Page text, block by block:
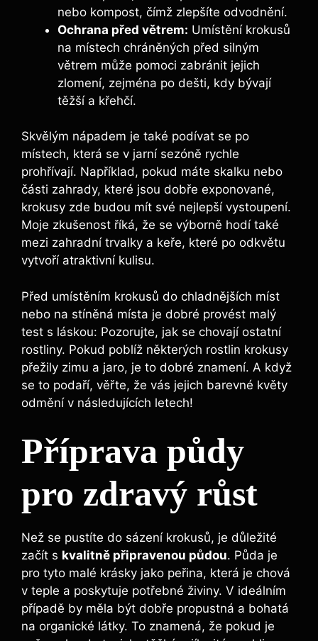
nebo kompost, čímž zlepšíte odvodnění.
Ochrana před větrem: Umístění krokusů
na místech chráněných před silným
větrem může pomoci zabránit jejich
zlomení, zejména po dešti, kdy bývají
těžší a křehčí.
Skvělým nápadem je také podívat se po
místech, která se v jarní sezóně rychle
prohřívají. Například, pokud máte skalku nebo
části zahrady, které jsou dobře exponované,
krokusy zde budou mít své nejlepší vystoupení.
Moje zkušenost říká, že se výborně hodí také
mezi zahradní trvalky a keře, které po odkvětu
vytvoří atraktivní kulisu.
Před umístěním krokusů do chladnějších míst
nebo na stíněná místa je dobré provést malý
test s láskou: Pozorujte, jak se chovají ostatní
rostliny. Pokud poblíž některých rostlin krokusy
přežily zimu a jaro, je to dobré znamení. A když
se to podaří, věřte, že vás jejich barevné květy
odmění v následujících letech!
Příprava půdy
pro zdravý růst
Než se pustíte do sázení krokusů, je důležité
začít s kvalitně připravenou půdou. Půda je
pro tyto malé krásky jako peřina, která je chová
v teple a poskytuje potřebné živiny. V ideálním
případě by měla být dobře propustná a bohatá
na organické látky. To znamená, že pokud je